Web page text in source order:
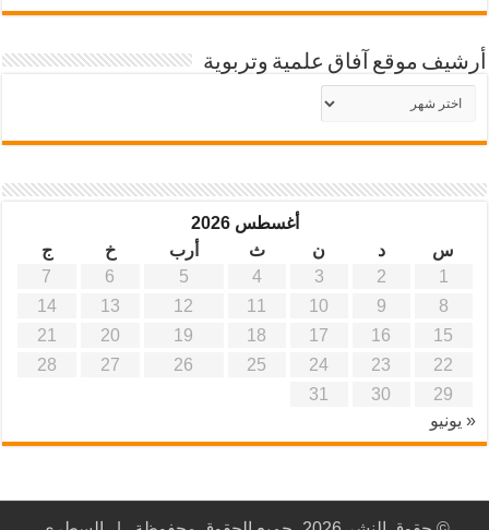
أرشيف موقع آفاق علمية وتربوية
أرشيف
موقع
آفاق
أغسطس 2026
س
د ن ث أرب خ
ج
1
2
3
4
5
6
7
8
9
10
11
12
13
14
15
16
17
18
19
20
21
22
23
24
25
26
27
28
29
30
31
« يونيو